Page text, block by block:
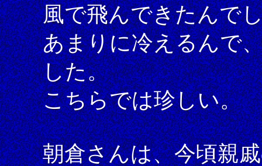
風で飛んできたんで
あまりに冷えるんで
した。
こちらでは珍しい。
朝倉さんは、今頃親